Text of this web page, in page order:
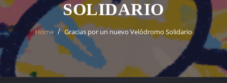
SOLIDARIO
Home Gracias por un nuevo Velódromo Solidario